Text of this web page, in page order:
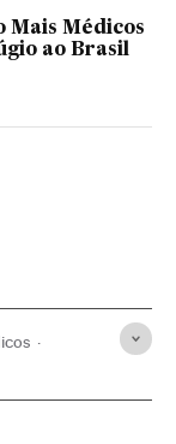
Mais Médicos
ao Brasil